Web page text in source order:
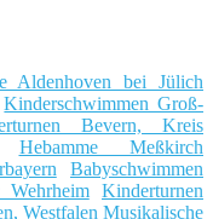
Aldenhoven bei Jülich
Kinderschwimmen Groß-
Bevern, Kreis
Hebamme Meßkirch
Babyschwimmen
Wehrheim
Kinderturnen
Westfalen Musikalische